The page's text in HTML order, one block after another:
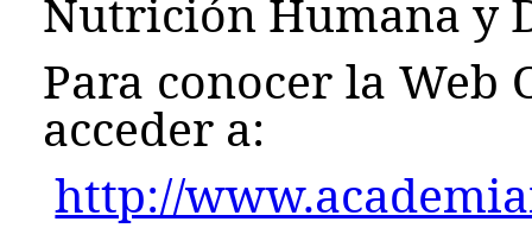
Nutrición Humana y
Para conocer la Web
acceder a:
http://